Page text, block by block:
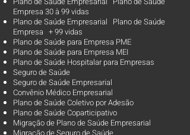
Empresa 30 à 99 vidas ​
Plano de Saúde Empresarial Plano de Saúde
Empresa + 99 vidas
Plano de Saúde para Empresa PME
Plano de Saúde para Empresa MEI
Plano de Saúde Hospitalar para Empresas
Seguro de Saúde
Seguro de Saúde Empresarial
Convênio Médico Empresarial
Plano de Saúde Coletivo por Adesão
Plano de Saúde Coparticipativo
Migração de Plano de Saúde Empresarial